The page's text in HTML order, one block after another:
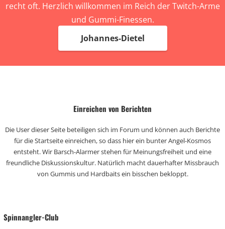
recht oft. Herzlich willkommen im Reich der Twitch-Arme
und Gummi-Finessen.
Johannes-Dietel
Einreichen von Berichten
Die User dieser Seite beteiligen sich im Forum und können auch Berichte
für die Startseite einreichen, so dass hier ein bunter Angel-Kosmos
entsteht. Wir Barsch-Alarmer stehen für Meinungsfreiheit und eine
freundliche Diskussionskultur. Natürlich macht dauerhafter Missbrauch
von Gummis und Hardbaits ein bisschen bekloppt.
Spinnangler-Club